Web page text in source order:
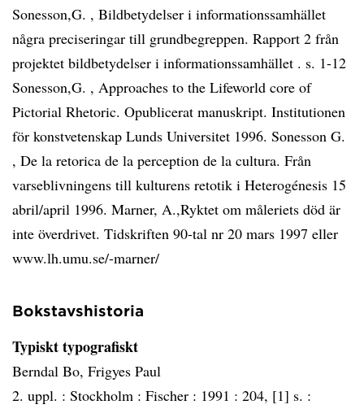
Sonesson,G. , Bildbetydelser i informationssamhället
några preciseringar till grundbegreppen. Rapport 2 från
projektet bildbetydelser i informationssamhället . s. 1-12
Sonesson,G. , Approaches to the Lifeworld core of
Pictorial Rhetoric. Opublicerat manuskript. Institutionen
för konstvetenskap Lunds Universitet 1996. Sonesson G.
, De la retorica de la perception de la cultura. Från
varseblivningens till kulturens retotik i Heterogénesis 15
abril/april 1996. Marner, A.,Ryktet om måleriets död är
inte överdrivet. Tidskriften 90-tal nr 20 mars 1997 eller
www.lh.umu.se/-marner/
Bokstavshistoria
Typiskt typografiskt
Berndal Bo, Frigyes Paul
2. uppl. : Stockholm : Fischer : 1991 : 204, [1] s. :